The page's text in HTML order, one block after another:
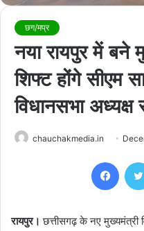
छग/मप्र
नया रायपुर में बने
शिफ्ट होंगे सीएम
विधानसभा अध्यक्ष
chauchakmedia.in
रायपुर। छत्तीसगढ़ के नए मुख्यमंत्री